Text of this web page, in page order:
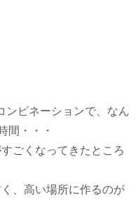
ンビネーションで、なん
間・・・
ごくなってきたところ
、高い場所に作るのが